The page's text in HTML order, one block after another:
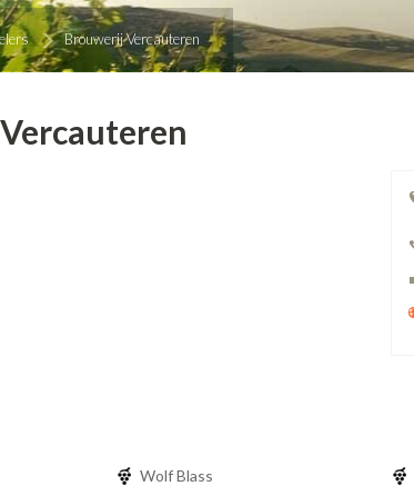
Brouwerij Vercauteren
Wolf Blass